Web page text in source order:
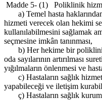
Madde 5- (1) Poliklinik
a) Temel hasta haklarından
hizmeti verecek olan hekimi
kullanılabilmesini sağlamak
seçmesine imkân tanınması,
b) Her hekime bir poliklinik
oda sayılarının artırılması
yığılmaların önlenmesi ve
c) Hastaların sağlık
yapabileceği ve iletişim
ç) Hastaların sağlık